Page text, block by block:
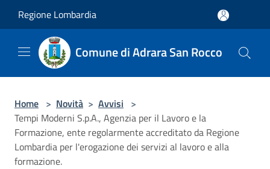
Regione Lombardia
Comune di Adrara San Rocco
Home > Novità > Avvisi >
Tempi Moderni S.p.A., Agenzia per il Lavoro e la
Formazione, ente regolarmente accreditato da Regione
Lombardia per l'erogazione dei servizi al lavoro e alla
formazione.